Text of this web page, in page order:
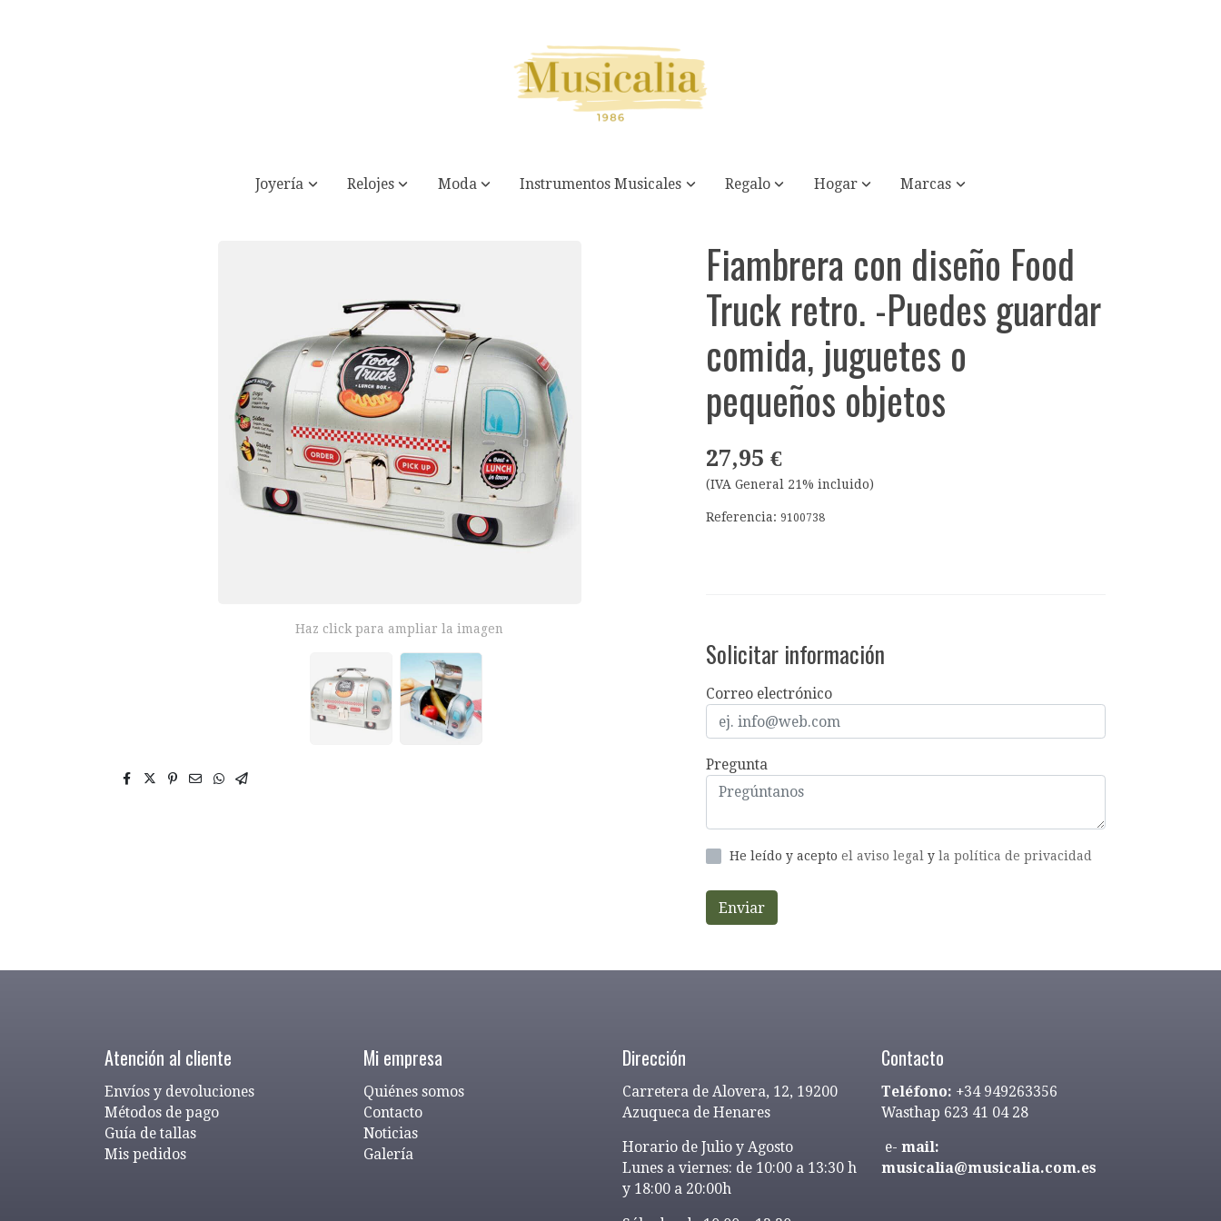
Joyería Relojes Moda Instrumentos Musicales Regalo Hogar Marcas
Fiambrera con diseño Food Truck retro. -Puedes guardar comida, juguetes o pequeños objetos
Haz click para ampliar la imagen
Fiambrera con diseño Food
Truck retro. -Puedes guardar
comida, juguetes o
pequeños objetos
27,95 €
(IVA General 21% incluido)
Referencia:9100738
Solicitar información
Correo electrónico
Pregunta
He leído y acepto el aviso legal y la política de privacidad
Enviar
Atención al cliente
Envíos y devoluciones
Métodos de pago
Guía de tallas
Mis pedidos
Mi empresa
Quiénes somos
Contacto
Noticias
Galería
Dirección
Carretera de Alovera, 12, 19200
Azuqueca de Henares
Horario de Julio y Agosto
Lunes a viernes: de 10:00 a 13:30 h
y 18:00 a 20:00h
Contacto
Teléfono: +34 949263356
Wasthap 623 41 04 28
e- mail:
musicalia@musicalia.com.es